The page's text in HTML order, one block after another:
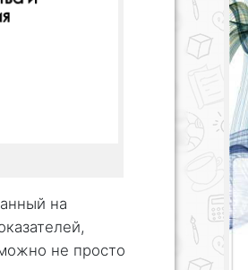
на
не просто